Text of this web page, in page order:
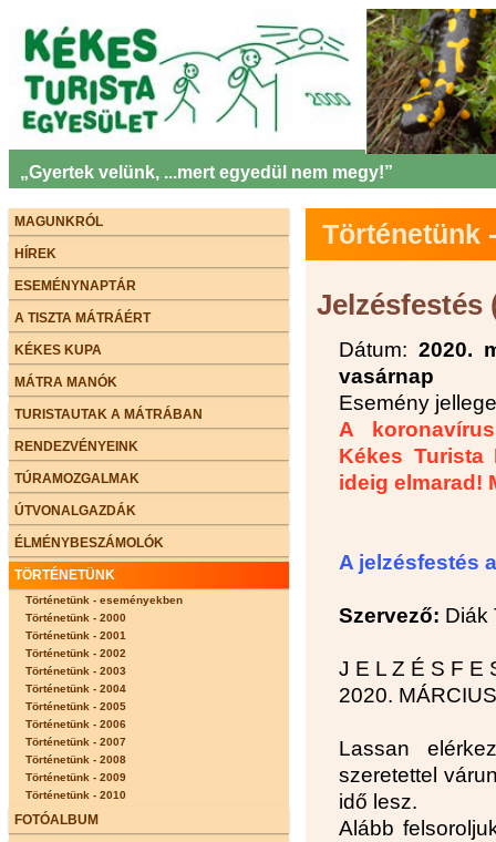
„Gyertek velünk, ...mert egyedül nem megy!”
MAGUNKRÓL
HÍREK
ESEMÉNYNAPTÁR
A TISZTA MÁTRÁÉRT
KÉKES KUPA
MÁTRA MANÓK
TURISTAUTAK A MÁTRÁBAN
RENDEZVÉNYEINK
TÚRAMOZGALMAK
ÚTVONALGAZDÁK
ÉLMÉNYBESZÁMOLÓK
TÖRTÉNETÜNK
Történetünk - eseményekben
Történetünk - 2000
Történetünk - 2001
Történetünk - 2002
Történetünk - 2003
Történetünk - 2004
Történetünk - 2005
Történetünk - 2006
Történetünk - 2007
Történetünk - 2008
Történetünk - 2009
Történetünk - 2010
FOTÓALBUM
Történetünk
Jelzésfestés
Dátum:2020.
vasárnap
Esemény
A
Kékes Turista
ideig elmarad!
A jelzésfestés
Szervező: Diák
J E L Z É S F E
2020.
Lassan
szeretettel
idő lesz.
Alább